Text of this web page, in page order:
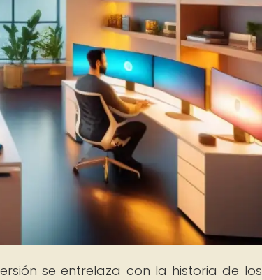
se entrelaza con la historia de los